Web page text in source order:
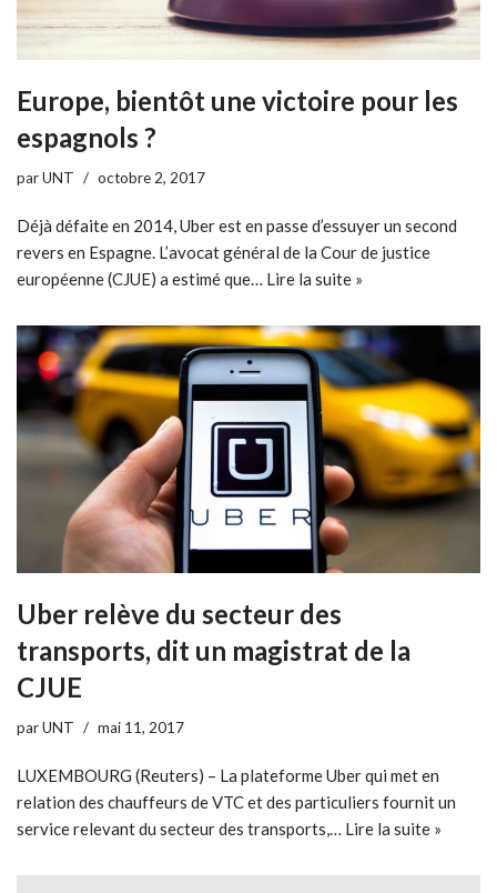
Europe, bientôt une victoire pour les
espagnols ?
parUNT octobre 2, 2017
Déjà défaite en 2014, Uber est en passe d’essuyer un second
revers en Espagne. L’avocat général de la Cour de justice
européenne (CJUE) a estimé que… Lire la suite »
Uber relève du secteur des
transports, dit un magistrat de la
CJUE
parUNT mai 11, 2017
LUXEMBOURG (Reuters) – La plateforme Uber qui met en
relation des chauffeurs de VTC et des particuliers fournit un
service relevant du secteur des transports,… Lire la suite »